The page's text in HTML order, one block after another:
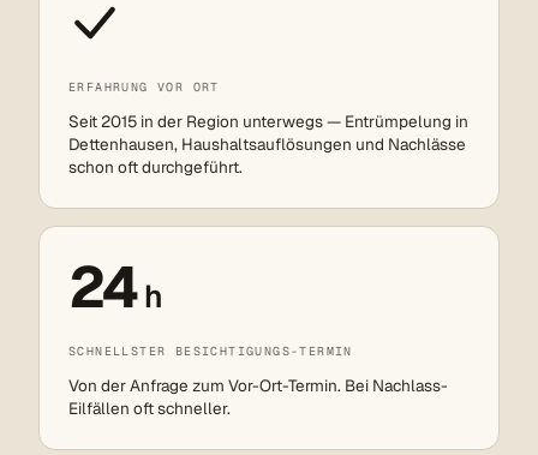
ERFAHRUNG VOR ORT
Seit 2015 in der Region unterwegs — Entrümpelung in
Dettenhausen, Haushaltsauflösungen und Nachlässe
schon oft durchgeführt.
24h
SCHNELLSTER BESICHTIGUNGS-TERMIN
Von der Anfrage zum Vor-Ort-Termin. Bei Nachlass-
Eilfällen oft schneller.